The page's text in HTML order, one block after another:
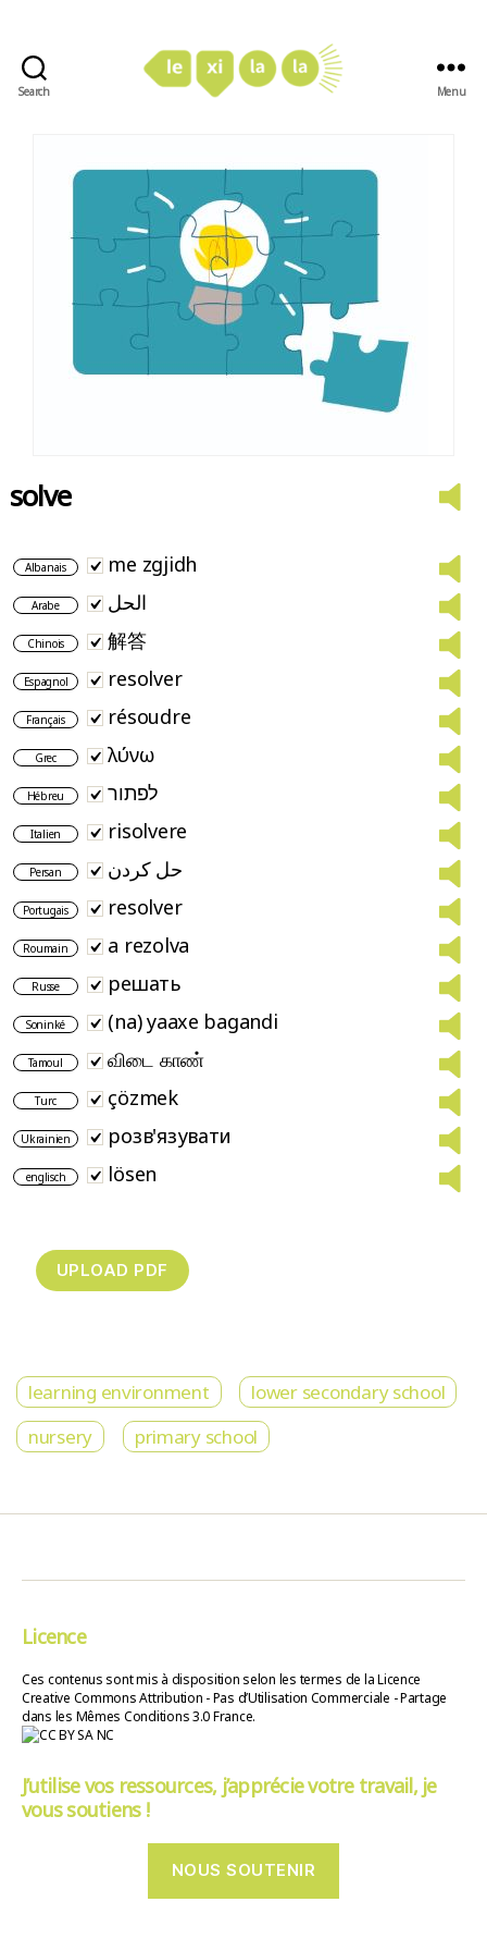
Search Menu
solve
Albanais me zgjidh
Arabe الحل
Chinois 解答
Espagnol resolver
Français résoudre
Grec λύνω
Hébreu לפתור
Italien risolvere
Persan حل کردن
Portugais resolver
Roumain a rezolva
Russe решать
Soninké (na) yaaxe bagandi
Tamoul விடை காண்
Turc çözmek
Ukrainien розв'язувати
englisch lösen
learning environment
lower secondary school
nursery
primary school
Licence
Ces contenus sont mis à disposition selon les termes de la Licence
Creative Commons Attribution - Pas d’Utilisation Commerciale - Partage
dans les Mêmes Conditions 3.0 France.
J’utilise vos ressources, j’apprécie votre travail, je
vous soutiens !
NOUS SOUTENIR